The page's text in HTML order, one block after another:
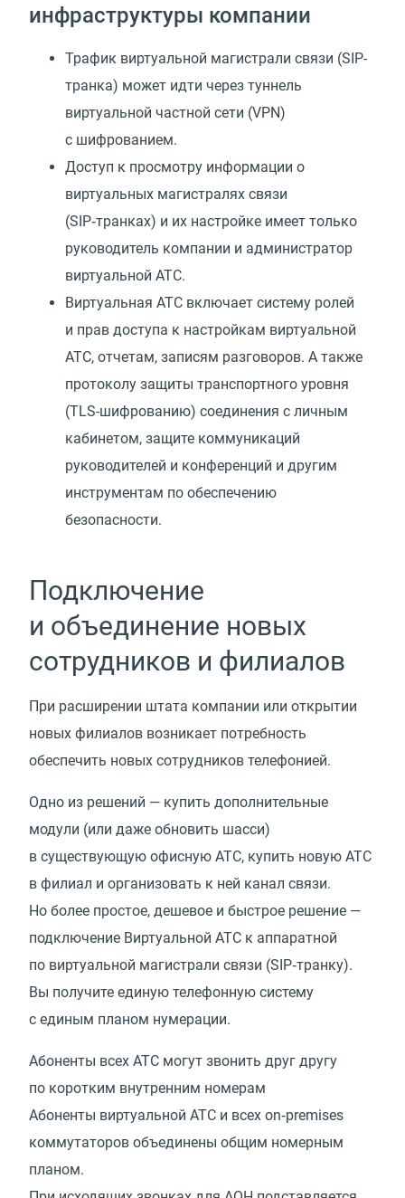
инфраструктуры компании
Трафик виртуальной магистрали связи (SIP-
транка) может идти через туннель
виртуальной частной сети (VPN)
с шифрованием.
Доступ к просмотру информации о
виртуальных магистралях связи
(SIP‑транках) и их настройке имеет только
руководитель компании и администратор
виртуальной АТС.
Виртуальная АТС включает систему ролей
и прав доступа к настройкам виртуальной
АТС, отчетам, записям разговоров. А также
протоколу защиты транспортного уровня
(TLS-шифрованию) соединения с личным
кабинетом, защите коммуникаций
руководителей и конференций и другим
инструментам по обеспечению
безопасности.
Подключение
и объединение новых
сотрудников и филиалов
При расширении штата компании или открытии
новых филиалов возникает потребность
обеспечить новых сотрудников телефонией.
Одно из решений — купить дополнительные
модули (или даже обновить шасси)
в существующую офисную АТС, купить новую АТС
в филиал и организовать к ней канал связи.
Но более простое, дешевое и быстрое решение —
подключение Виртуальной АТС к аппаратной
по виртуальной магистрали связи (SIP‑транку).
Вы получите единую телефонную систему
с единым планом нумерации.
Абоненты всех АТС могут звонить друг другу
по коротким внутренним номерам
Абоненты виртуальной АТС и всех on‑premises
коммутаторов объединены общим номерным
планом.